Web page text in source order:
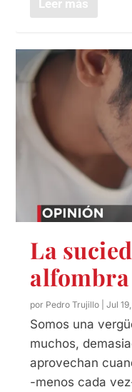
Leer más
La
alfombra
por Pedro Trujillo |Jul
Somos una
muchos,
aprovechan
-menos cada